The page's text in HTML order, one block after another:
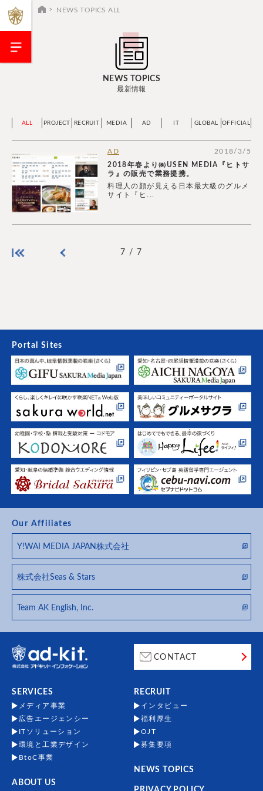
NEWS TOPICS ALL
NEWS TOPICS
最新情報
ALL PROJECT RECRUIT MEDIA AD IT GLOBAL OFFICIAL
AD
2018/3/5
2018年春より㈱USEN MEDIA『ヒトサ
ラ』の販売で業務提携。
料理人の顔が見える日本最大級のグルメ
サイト『ヒ...
7 / 7
Portal Sites
Our Affiliates
Y!WAI MEDIA JAPAN株式会社
株式会社Seas & Stars
Team AK English, Inc.
CONTACT
SERVICES
メディア事業
広告エージェンシー
ITソリューション
環境と工業デザイン
BtoC事業
ABOUT US
RECRUIT
インタビュー
福利厚生
OJT
募集要項
NEWS TOPICS